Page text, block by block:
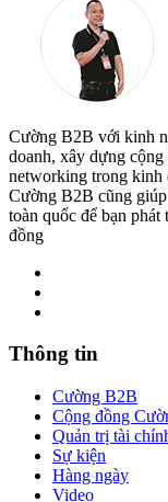
Cường B2B với kinh
doanh, xây dựng
networking trong kinh
Cường B2B cũng
toàn quốc để bạn
đồng
Thông tin
Cường B2B
Cộng đồng
Quản trị tài
Sự kiện
Hàng ngày
Video